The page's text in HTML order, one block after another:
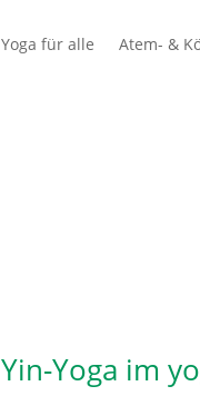
Yoga für alle Atem- &
Yin-Yoga im